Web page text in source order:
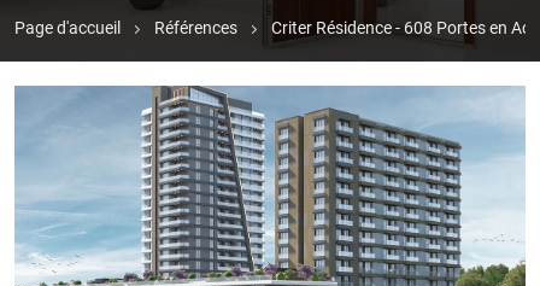
Page d'accueil Références Criter Résidence - 608 Portes en